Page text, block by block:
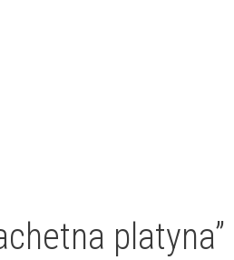
platyna”